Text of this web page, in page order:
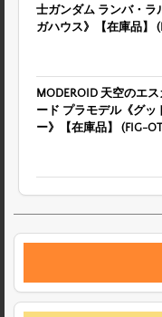
士ガンダム ランバ・
ガハウス》【在庫品】
MODEROID 天空のエ
ード プラモデル《グッ
ー》【在庫品】 (FIG-